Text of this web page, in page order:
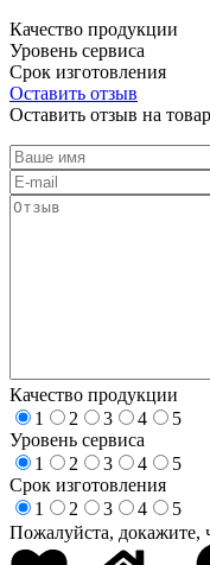
Качество продукции
Уровень сервиса
Срок изготовления
Оставить отзыв
Оставить отзыв на
Качество продукции
1
2 3 4
5
Уровень сервиса
1
2 3 4
5
Срок изготовления
1
2 3 4
5
Пожалуйста, докажите,